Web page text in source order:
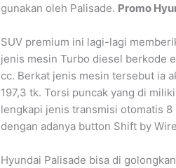
gunakan oleh Palisade. Promo
SUV premium ini lagi-lagi
jenis mesin Turbo diesel berkode
cc. Berkat jenis mesin tersebut ia
197,3 tk. Torsi puncak yang di
lengkapi jenis transmisi otomatis
dengan adanya button Shift by
Hyundai Palisade bisa di